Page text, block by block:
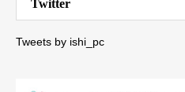
Twitter
Tweets by ishi_pc